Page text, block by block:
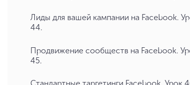
Лиды для вашей кампании на Facebook.
44.
Продвижение сообществ на Facebook.
45.